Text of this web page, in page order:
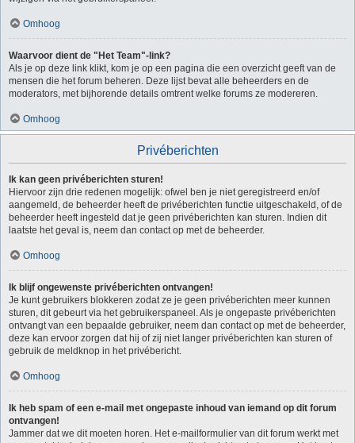
Omhoog
Waarvoor dient de "Het Team"-link?
Als je op deze link klikt, kom je op een pagina die een overzicht geeft van de
mensen die het forum beheren. Deze lijst bevat alle beheerders en de
moderators, met bijhorende details omtrent welke forums ze modereren.
Omhoog
Privéberichten
Ik kan geen privéberichten sturen!
Hiervoor zijn drie redenen mogelijk: ofwel ben je niet geregistreerd en/of
aangemeld, de beheerder heeft de privéberichten functie uitgeschakeld, of de
beheerder heeft ingesteld dat je geen privéberichten kan sturen. Indien dit
laatste het geval is, neem dan contact op met de beheerder.
Omhoog
Ik blijf ongewenste privéberichten ontvangen!
Je kunt gebruikers blokkeren zodat ze je geen privéberichten meer kunnen
sturen, dit gebeurt via het gebruikerspaneel. Als je ongepaste privéberichten
ontvangt van een bepaalde gebruiker, neem dan contact op met de beheerder,
deze kan ervoor zorgen dat hij of zij niet langer privéberichten kan sturen of
gebruik de meldknop in het privébericht.
Omhoog
Ik heb spam of een e-mail met ongepaste inhoud van iemand op dit forum
ontvangen!
Jammer dat we dit moeten horen. Het e-mailformulier van dit forum werkt met